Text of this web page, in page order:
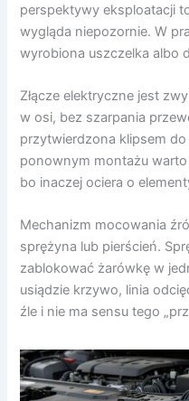
perspektywy eksploatacji
wygląda niepozornie. W
wyrobiona uszczelka albo
Złącze elektryczne jest
w osi, bez szarpania
przytwierdzona klipsem
ponownym montażu warto
bo inaczej ociera o
Mechanizm mocowania
sprężyna lub pierścień.
zablokować żarówkę w
usiądzie krzywo, linia
źle i nie ma sensu tego